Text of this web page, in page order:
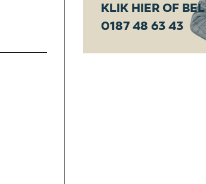
KLIK HIER OF BEL
0187 48 63 43